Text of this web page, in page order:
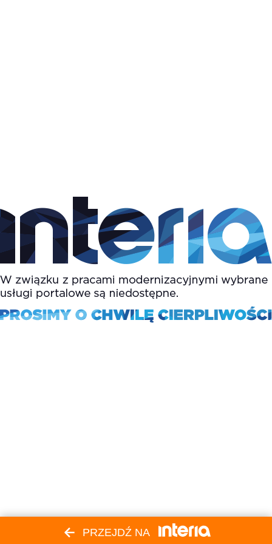
PRZEJDŹ NA